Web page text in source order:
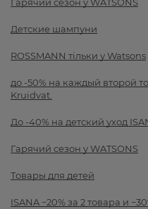
Гарячий сезон у WATSONS
Детские шампуни
ROSSMANN тільки у Watsons
до -50% на каждый второй
Kruidvat.
До -40% на детский уход
Гарячий сезон у WATSONS
Товары для детей
ISANA −20% за 2 товара и